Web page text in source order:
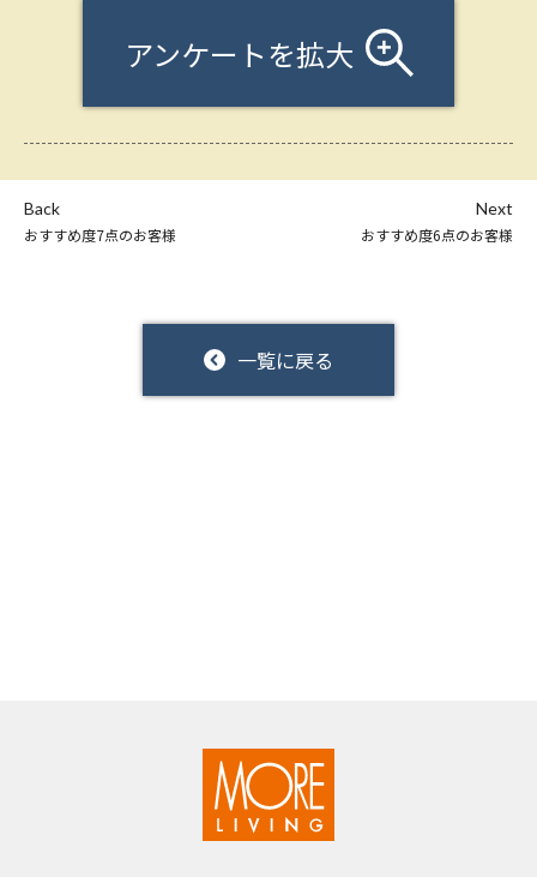
アンケートを拡大
Back
おすすめ度7点のお客様
一覧に戻る
Next
おすすめ度6点のお客様